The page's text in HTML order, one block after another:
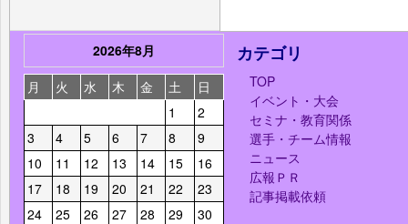
2026年8月
月
火 水 木 金 土
日
1
2
3
4 5 6 7 8
9
10
11 12 13 14 15
16
17
18 19 20 21 22
23
24
25 26 27 28 29
30
カテゴリ
TOP
イベント・大会
セミナ・教育関係
選手・チーム情報
ニュース
広報ＰＲ
記事掲載依頼